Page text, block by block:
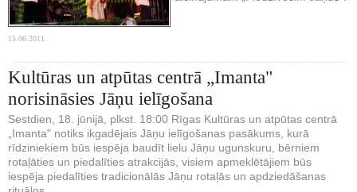
15.06.2011.
Kultūras un atpūtas centrā „Imanta"
norisināsies Jāņu ielīgošana
Sestdien, 18. jūnijā, plkst. 18:00 Rīgas Kultūras un atpūtas centrā
„Imanta" notiks ikgadējais Jāņu ielīgošanas pasākums, kurā
rīdziniekiem būs iespēja baudīt lielu Jāņu ugunskuru, bērniem
rotaļāties un piedalīties atrakcijās, visiem apmeklētājiem būs
iespēja piedalīties tradicionālās Jāņu rotaļās un apdziedāšanas